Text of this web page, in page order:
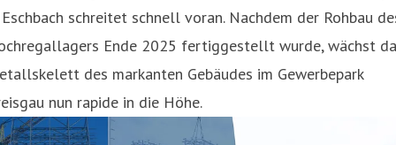
schreitet schnell voran. Nachdem der Rohbau
Ende 2025 fertiggestellt wurde, wächst
des markanten Gebäudes im Gewerbepark
nun rapide in die Höhe.